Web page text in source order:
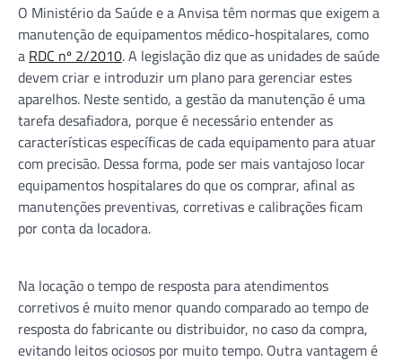
O Ministério da Saúde e a Anvisa têm normas que exigem a
manutenção de equipamentos médico-hospitalares, como
a RDC nº 2/2010. A legislação diz que as unidades de saúde
devem criar e introduzir um plano para gerenciar estes
aparelhos. Neste sentido, a gestão da manutenção é uma
tarefa desafiadora, porque é necessário entender as
características específicas de cada equipamento para atuar
com precisão. Dessa forma, pode ser mais vantajoso locar
equipamentos hospitalares do que os comprar, afinal as
manutenções preventivas, corretivas e calibrações ficam
por conta da locadora.
Na locação o tempo de resposta para atendimentos
corretivos é muito menor quando comparado ao tempo de
resposta do fabricante ou distribuidor, no caso da compra,
evitando leitos ociosos por muito tempo. Outra vantagem é